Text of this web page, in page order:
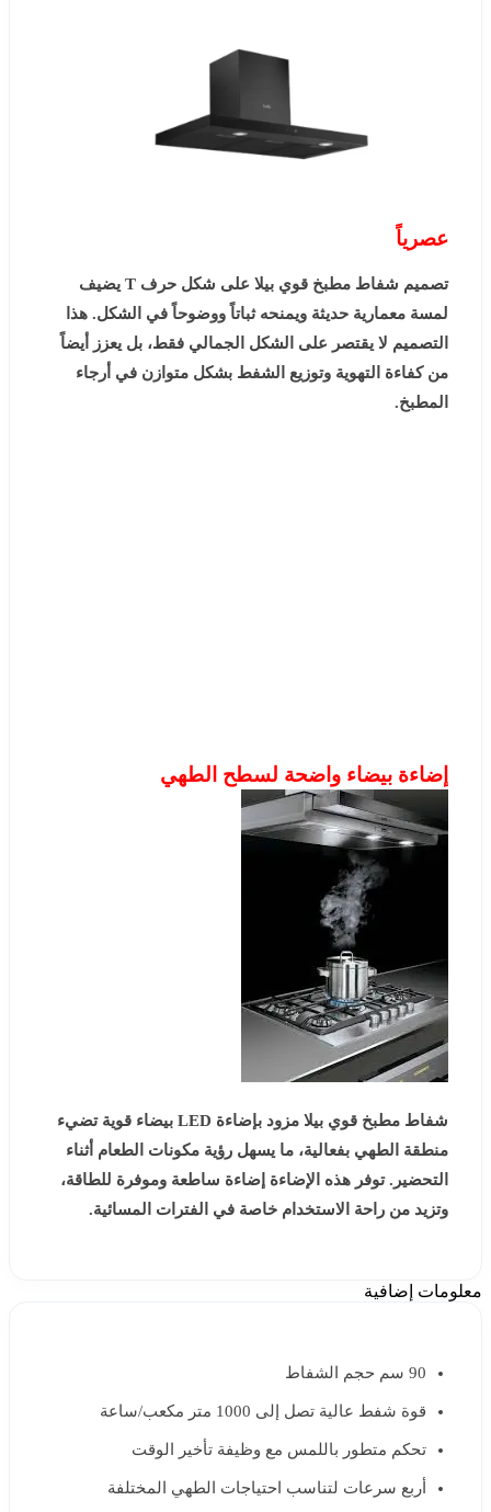
عصرياً
تصميم شفاط مطبخ قوي بيلا على شكل حرف T يضيف
لمسة معمارية حديثة ويمنحه ثباتاً ووضوحاً في الشكل. هذا
التصميم لا يقتصر على الشكل الجمالي فقط، بل يعزز أيضاً
من كفاءة التهوية وتوزيع الشفط بشكل متوازن في أرجاء
المطبخ.
إضاءة بيضاء واضحة لسطح الطهي
شفاط مطبخ قوي بيلا مزود بإضاءة LED بيضاء قوية تضيء
منطقة الطهي بفعالية، ما يسهل رؤية مكونات الطعام أثناء
التحضير. توفر هذه الإضاءة إضاءة ساطعة وموفرة للطاقة،
وتزيد من راحة الاستخدام خاصة في الفترات المسائية.
معلومات إضافية
90 سم حجم الشفاط
قوة شفط عالية تصل إلى 1000 متر مكعب/ساعة
تحكم متطور باللمس مع وظيفة تأخير الوقت
أربع سرعات لتناسب احتياجات الطهي المختلفة